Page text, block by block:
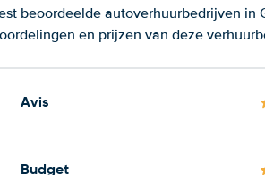
beoordeelde autoverhuurbedrijven in
en prijzen van deze
Avis
Budget